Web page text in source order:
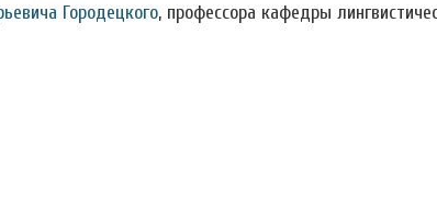
Городецкого, профессора кафедры